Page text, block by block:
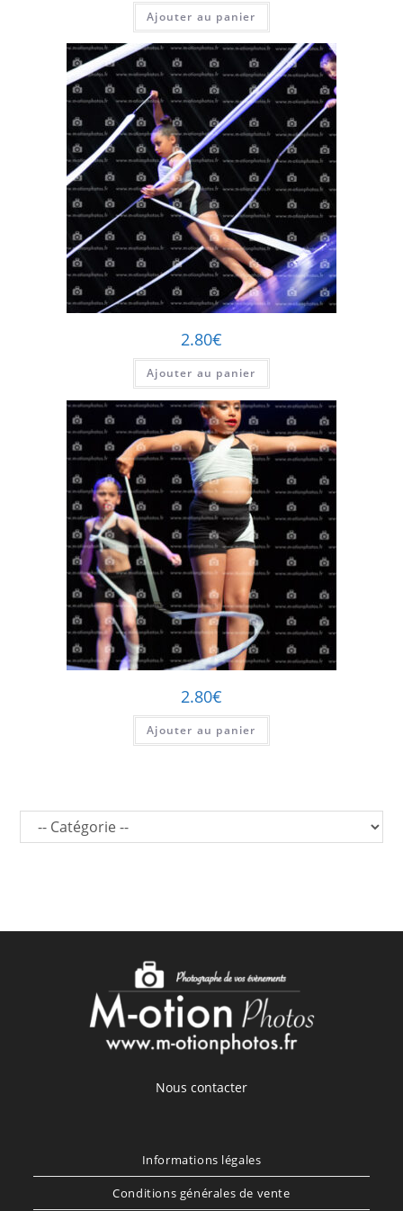
Ajouter au panier
2.80€
Ajouter au panier
2.80€
Ajouter au panier
Nous contacter
Informations légales
Conditions générales de vente